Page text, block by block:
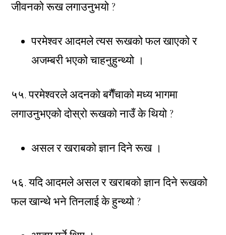
जीवनको रूख लगाउनुभयो ?
परमेश्वर आदमले त्यस रूखको फल खाएको र
अजम्बरी भएको चाहनुहुन्थ्यो ।
५५. परमेश्वरले अदनको बगैँचाको मध्य भागमा
लगाउनुभएको दोस्रो रूखको नाउँ के थियो ?
असल र खराबको ज्ञान दिने रूख ।
५६. यदि आदमले असल र खराबको ज्ञान दिने रूखको
फल खान्थे भने तिनलाई के हुन्थ्यो ?